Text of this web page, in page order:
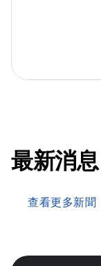
最新消息
查看更多新聞